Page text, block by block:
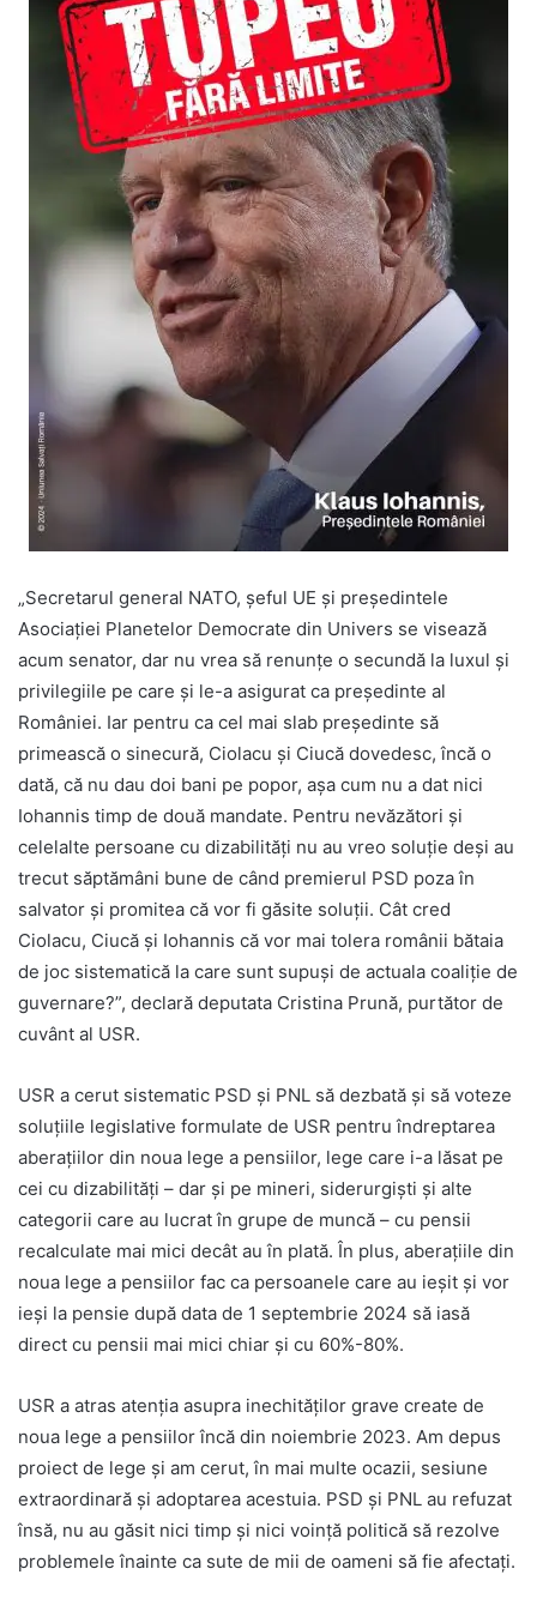
„Secretarul general NATO, șeful UE și președintele
Asociației Planetelor Democrate din Univers se visează
acum senator, dar nu vrea să renunțe o secundă la luxul și
privilegiile pe care și le-a asigurat ca președinte al
României. Iar pentru ca cel mai slab președinte să
primească o sinecură, Ciolacu și Ciucă dovedesc, încă o
dată, că nu dau doi bani pe popor, așa cum nu a dat nici
Iohannis timp de două mandate. Pentru nevăzători și
celelalte persoane cu dizabilități nu au vreo soluție deși au
trecut săptămâni bune de când premierul PSD poza în
salvator și promitea că vor fi găsite soluții. Cât cred
Ciolacu, Ciucă și Iohannis că vor mai tolera românii bătaia
de joc sistematică la care sunt supuși de actuala coaliție de
guvernare?”, declară deputata Cristina Prună, purtător de
cuvânt al USR.
USR a cerut sistematic PSD și PNL să dezbată și să voteze
soluțiile legislative formulate de USR pentru îndreptarea
aberațiilor din noua lege a pensiilor, lege care i-a lăsat pe
cei cu dizabilități – dar și pe mineri, siderurgiști și alte
categorii care au lucrat în grupe de muncă – cu pensii
recalculate mai mici decât au în plată. În plus, aberațiile din
noua lege a pensiilor fac ca persoanele care au ieșit și vor
ieși la pensie după data de 1 septembrie 2024 să iasă
direct cu pensii mai mici chiar și cu 60%-80%.
USR a atras atenția asupra inechităților grave create de
noua lege a pensiilor încă din noiembrie 2023. Am depus
proiect de lege și am cerut, în mai multe ocazii, sesiune
extraordinară și adoptarea acestuia. PSD și PNL au refuzat
însă, nu au găsit nici timp și nici voință politică să rezolve
problemele înainte ca sute de mii de oameni să fie afectați.